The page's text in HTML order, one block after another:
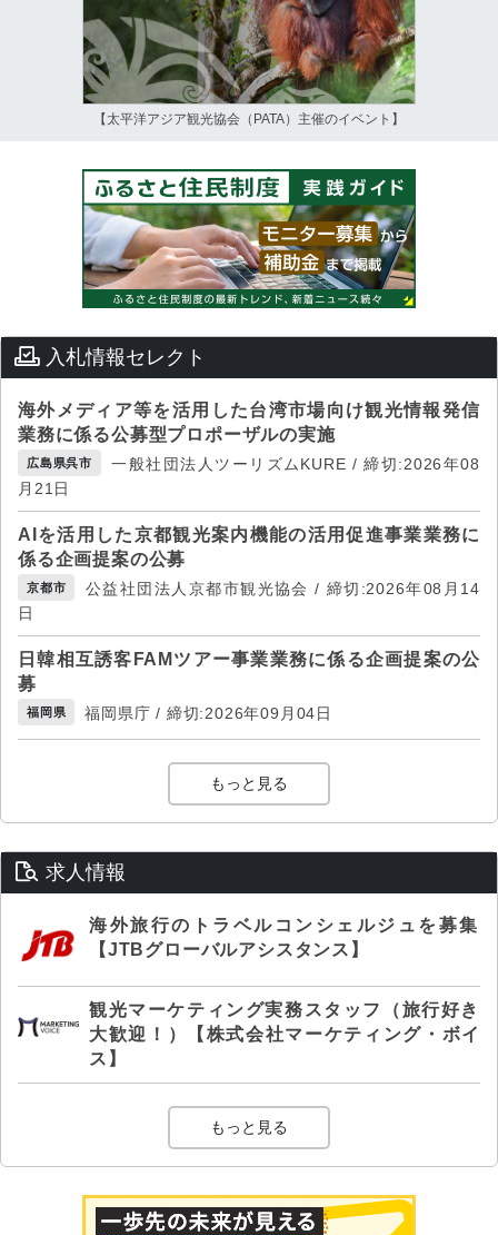
【太平洋アジア観光協会（PATA）主催のイベント】
入札情報セレクト
海外メディア等を活用した台湾市場向け観光情報発信
業務に係る公募型プロポーザルの実施
広島県呉市
一般社団法人ツーリズムKURE / 締切:2026年08
月21日
AIを活用した京都観光案内機能の活用促進事業業務に
係る企画提案の公募
京都市
公益社団法人京都市観光協会 / 締切:2026年08月14
日
日韓相互誘客FAMツアー事業業務に係る企画提案の公
募
福岡県 福岡県庁 / 締切:2026年09月04日
もっと見る
求人情報
海外旅行のトラベルコンシェルジュを募集
【JTBグローバルアシスタンス】
観光マーケティング実務スタッフ（旅行好き
大歓迎！）【株式会社マーケティング・ボイ
ス】
もっと見る